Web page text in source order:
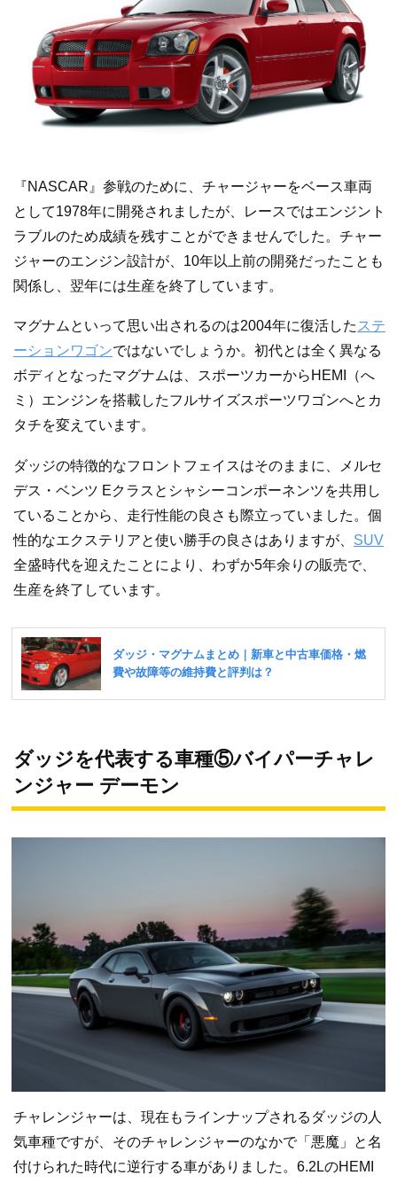
『NASCAR』参戦のために、チャージャーをベース車両
として1978年に開発されましたが、レースではエンジント
ラブルのため成績を残すことができませんでした。チャー
ジャーのエンジン設計が、10年以上前の開発だったことも
関係し、翌年には生産を終了しています。
マグナムといって思い出されるのは2004年に復活した ステ
ーションワゴンではないでしょうか。初代とは全く異なる
ボディとなったマグナムは、スポーツカーからHEMI（へ
ミ）エンジンを搭載したフルサイズスポーツワゴンへとカ
タチを変えています。
ダッジの特徴的なフロントフェイスはそのままに、メルセ
デス・ベンツ Eクラスとシャシーコンポーネンツを共用し
ていることから、走行性能の良さも際立っていました。個
性的なエクステリアと使い勝手の良さはありますが、 SUV
全盛時代を迎えたことにより、わずか5年余りの販売で、
生産を終了しています。
ダッジを代表する車種⑤バイパーチャレ
ンジャー デーモン
チャレンジャーは、現在もラインナップされるダッジの人
気車種ですが、そのチャレンジャーのなかで「悪魔」と名
付けられた時代に逆行する車がありました。6.2LのHEMI